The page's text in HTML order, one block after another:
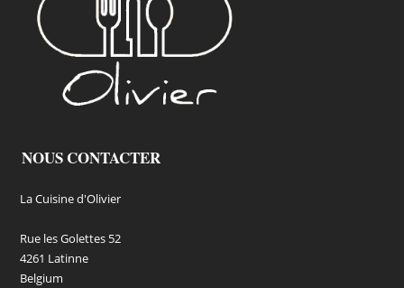
NOUS CONTACTER
La Cuisine d'Olivier
Rue les Golettes 52
4261 Latinne
Belgium